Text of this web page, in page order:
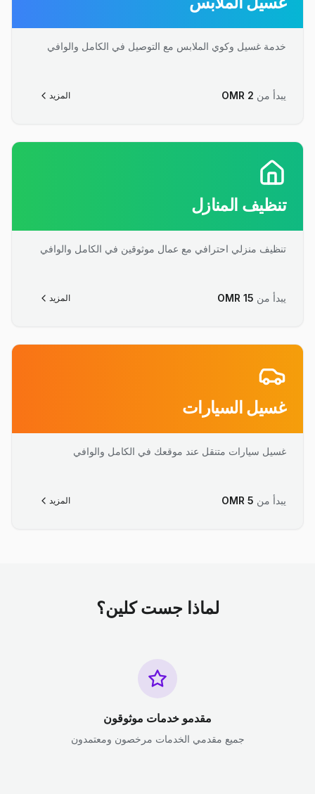
خدمة غسيل وكوي الملابس مع التوصيل في الكامل والوافي
يبدأ من OMR 2 المزيد
تنظيف المنازل
تنظيف منزلي احترافي مع عمال موثوقين في الكامل والوافي
يبدأ من OMR 15 المزيد
غسيل السيارات
غسيل سيارات متنقل عند موقعك في الكامل والوافي
يبدأ من OMR 5 المزيد
لماذا جست كلين؟
مقدمو خدمات موثوقون
جميع مقدمي الخدمات مرخصون ومعتمدون